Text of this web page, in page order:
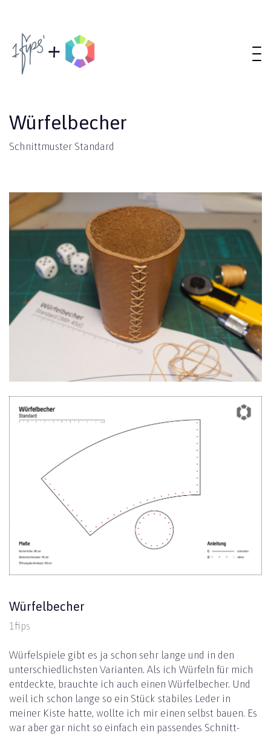
Würfelbecher
Schnittmuster Standard
Würfelbecher
1fips
Würfelspiele gibt es ja schon sehr lange und in den
unter­schied­lichsten Varianten. Als ich Würfeln für mich
entdeckte, brauchte ich auch einen Würfel­becher. Und
weil ich schon lange so ein Stück stabiles Leder in
meiner Kiste hatte, wollte ich mir einen selbst bauen. Es
war aber gar nicht so einfach ein passendes Schnitt­